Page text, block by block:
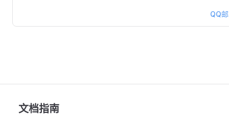
QQ
文档指南